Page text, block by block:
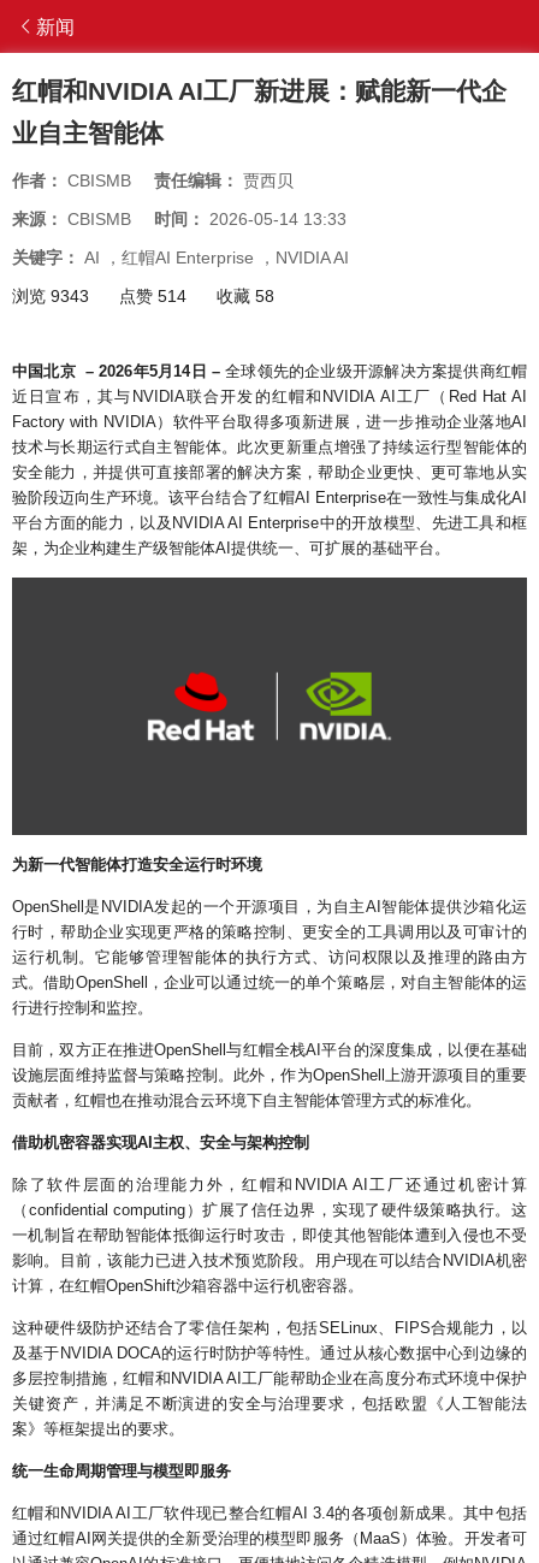
新闻
红帽和NVIDIA AI工厂新进展：赋能新一代企
业自主智能体
作者： CBISMB 责任编辑： 贾西贝
来源： CBISMB 时间： 2026-05-14 13:33
关键字： AI ， 红帽AI Enterprise ， NVIDIA AI
浏览 9343
点赞 514 收藏 58
中国北京 – 2026年5月14日 –全球领先的企业级开源解决方案提供商红帽
近日宣布，其与NVIDIA联合开发的红帽和NVIDIA AI工厂（Red Hat AI
Factory with NVIDIA）软件平台取得多项新进展，进一步推动企业落地AI
技术与长期运行式自主智能体。此次更新重点增强了持续运行型智能体的
安全能力，并提供可直接部署的解决方案，帮助企业更快、更可靠地从实
验阶段迈向生产环境。该平台结合了红帽AI Enterprise在一致性与集成化AI
平台方面的能力，以及NVIDIA AI Enterprise中的开放模型、先进工具和框
架，为企业构建生产级智能体AI提供统一、可扩展的基础平台。
为新一代智能体打造安全运行时环境
OpenShell是NVIDIA发起的一个开源项目，为自主AI智能体提供沙箱化运
行时，帮助企业实现更严格的策略控制、更安全的工具调用以及可审计的
运行机制。它能够管理智能体的执行方式、访问权限以及推理的路由方
式。借助OpenShell，企业可以通过统一的单个策略层，对自主智能体的运
行进行控制和监控。
目前，双方正在推进OpenShell与红帽全栈AI平台的深度集成，以便在基础
设施层面维持监督与策略控制。此外，作为OpenShell上游开源项目的重要
贡献者，红帽也在推动混合云环境下自主智能体管理方式的标准化。
借助机密容器实现AI主权、安全与架构控制
除了软件层面的治理能力外，红帽和NVIDIA AI工厂还通过机密计算
（confidential computing）扩展了信任边界，实现了硬件级策略执行。这
一机制旨在帮助智能体抵御运行时攻击，即使其他智能体遭到入侵也不受
影响。目前，该能力已进入技术预览阶段。用户现在可以结合NVIDIA机密
计算，在红帽OpenShift沙箱容器中运行机密容器。
这种硬件级防护还结合了零信任架构，包括SELinux、FIPS合规能力，以
及基于NVIDIA DOCA的运行时防护等特性。通过从核心数据中心到边缘的
多层控制措施，红帽和NVIDIA AI工厂能帮助企业在高度分布式环境中保护
关键资产，并满足不断演进的安全与治理要求，包括欧盟《人工智能法
案》等框架提出的要求。
统一生命周期管理与模型即服务
红帽和NVIDIA AI工厂软件现已整合红帽AI 3.4的各项创新成果。其中包括
通过红帽AI网关提供的全新受治理的模型即服务（MaaS）体验。开发者可